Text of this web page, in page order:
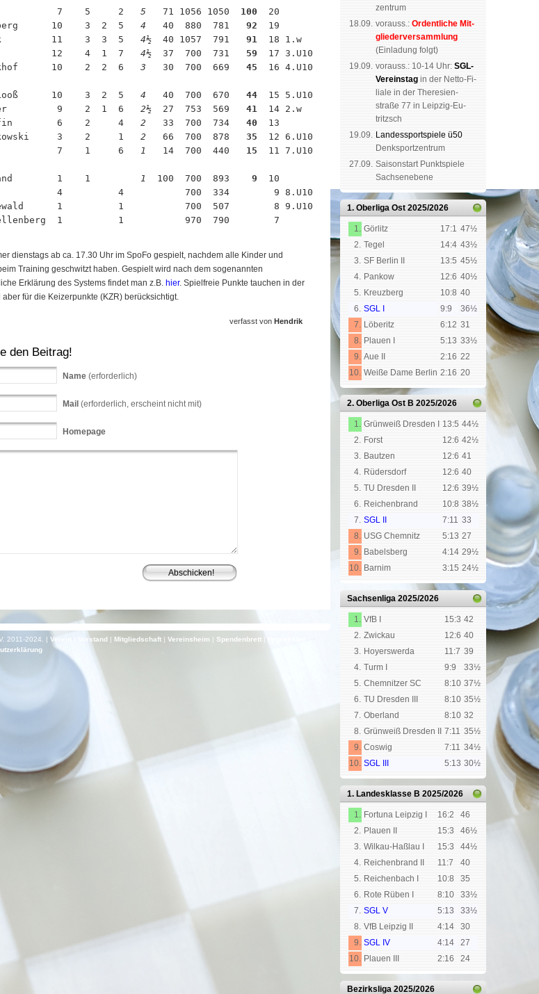
7    5     2 5
  71 1056 1050
100
  20
10    3  2  5
4
  40  880  781
  92
  19
11    3  3  5
4½
  40 1057  791
  91
  18 1.w
12    4  1  7
4½
  37  700  731
  59
  17 3.U10
10    2  2  6
3
  30  700  669
  45
  16 4.U10
10    3  2  5 4
  40  700  670
  44
  15 5.U10
9    2  1  6
2½
  27  753  569
  41
  14 2.w
6    2     4
2
  33  700  734
  40
  13
3    2     1
2
  66  700  878
  35
  12 6.U10
7    1     6
1
  14  700  440
  15
  11 7.U10
1    1 1 100  700  893
   9
  10
4          4
      700  334
   9 8.U10
1          1
      700  507
   8 9.U10
1          1
      970  790
   7
dienstags ab ca. 17.30 Uhr im SpoFo gespielt, nachdem alle Kinder und
Training geschwitzt haben. Gespielt wird nach dem sogenannten
Erklärung des Systems findet man z.B. hier. Spielfreie Punkte tauchen in der
für die Keizerpunkte (KZR) berücksichtigt.
verfasst von Hendrik
den Beitrag!
Name (erforderlich)
Mail (erforderlich, erscheint nicht mit)
Homepage
2011-2024. | Verein Vorstand | Mitgliedschaft | Vereinsheim | Spendenbrett
zen­trum
18.09. vorauss.: Or­dent­li­che Mit­
glie­der­ver­samm­lung
(Ein­la­dung folgt)
19.09. vor­auss.: 10-14 Uhr: SGL-
Ver­eins­tag in der Netto-Fi­
li­a­le in der The­re­sien­
straße 77 in Leip­zig-Eu­
tritzsch
19.09. Landes­sport­spiele ü50
Denk­sport­zen­trum
27.09. Saison­start Punkt­spiele
Sachsen­ebene
1. Oberliga Ost 2025/2026
1. Görlitz 17:1 47½
2. Tegel 14:4 43½
3. SF Berlin II 13:5 45½
4. Pankow 12:6 40½
5. Kreuzberg 10:8 40
6. SGL I 9:9
36½
7. Löberitz 6:12 31
8. Plauen I 5:13 33½
9. Aue II 2:16 22
10. Weiße Dame Berlin 2:16 20
2. Oberliga Ost B 2025/2026
1. Grünweiß Dresden I 13:5 44½
2. Forst 12:6 42½
3. Bautzen 12:6 41
4. Rüdersdorf 12:6 40
5. TU Dresden II 12:6 39½
6. Reichenbrand 10:8 38½
7. SGL II 7:11 33
8. USG Chemnitz 5:13 27
9. Babelsberg 4:14 29½
10. Barnim 3:15 24½
Sachsenliga 2025/2026
1. VfB I 15:3 42
2. Zwickau 12:6 40
3. Hoyerswerda 11:7 39
4. Turm I 9:9
33½
5. Chemnitzer SC 8:10 37½
6. TU Dresden III 8:10 35½
7. Oberland 8:10 32
8. Grünweiß Dresden II 7:11 35½
9. Coswig 7:11 34½
10. SGL III 5:13 30½
1. Landesklasse B 2025/2026
1. Fortuna Leipzig I 16:2
46
2. Plauen II 15:3
46½
3. Wilkau-Haßlau I 15:3
44½
4. Reichenbrand II 11:7
40
5. Reichenbach I 10:8
35
6. Rote Rüben I 8:10
33½
7. SGL V 5:13
33½
8. VfB Leipzig II 4:14
30
9. SGL IV 4:14
27
10. Plauen III 2:16 24
Bezirksliga 2025/2026